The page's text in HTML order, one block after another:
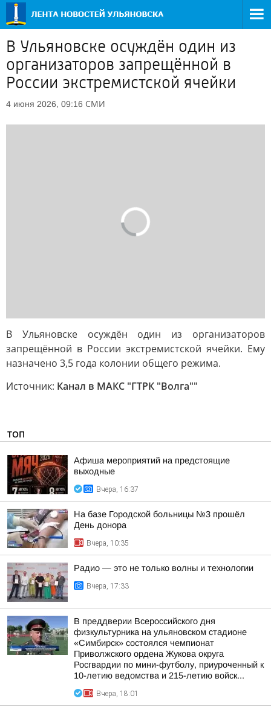
В Ульяновске осуждён один из
организаторов запрещённой в
России экстремистской ячейки
4 июня 2026, 09:16 СМИ
В Ульяновске осуждён один из организаторов
запрещённой в России экстремистской ячейки. Ему
назначено 3,5 года колонии общего режима.
Источник: Канал в МАКС "ГТРК "Волга""
ТОП
Афиша мероприятий на предстоящие
выходные
Вчера, 16:37
На базе Городской больницы №3 прошёл
День донора
Вчера, 10:35
Радио — это не только волны и технологии
Вчера, 17:33
В преддверии Всероссийского дня
физкультурника на ульяновском стадионе
«Симбирск» состоялся чемпионат
Приволжского ордена Жукова округа
Росгвардии по мини-футболу, приуроченный к
10-летию ведомства и 215-летию войск...
Вчера, 18:01